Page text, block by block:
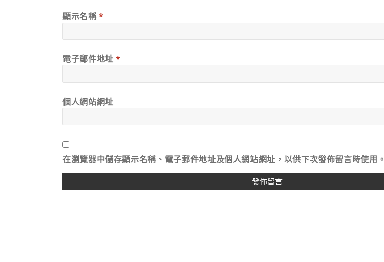
顯示名稱*
電子郵件地址*
個人網站網址
在瀏覽器中儲存顯示名稱、電子郵件地址及個人網站網址，以供下次發佈留言時使用。